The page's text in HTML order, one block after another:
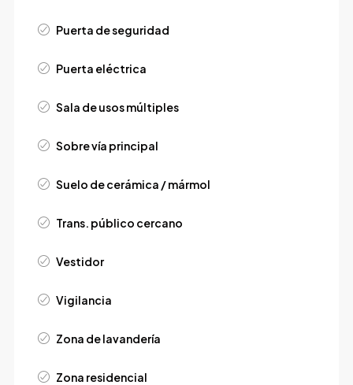
Puerta de seguridad
Puerta eléctrica
Sala de usos múltiples
Sobre vía principal
Suelo de cerámica / mármol
Trans. público cercano
Vestidor
Vigilancia
Zona de lavandería
Zona residencial